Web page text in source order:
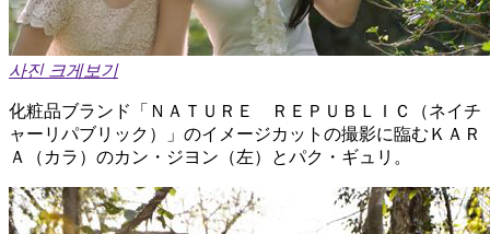
사진 크게보기
化粧品ブランド「ＮＡＴＵＲＥ ＲＥＰＵＢＬＩＣ（ネイチ
ャーリパブリック）」のイメージカットの撮影に臨むＫＡＲ
Ａ（カラ）のカン・ジヨン（左）とパク・ギュリ。